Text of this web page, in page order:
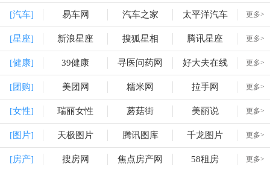
[汽车] 易车网 汽车之家 太平洋汽车 更多>
[星座] 新浪星座 搜狐星相 腾讯星座 更多>
[健康] 39健康 寻医问药网 好大夫在线 更多>
[团购] 美团网 糯米网 拉手网 更多>
[女性] 瑞丽女性 蘑菇街 美丽说 更多>
[图片] 天极图片 腾讯图库 千龙图片 更多>
[房产] 搜房网 焦点房产网 58租房 更多>